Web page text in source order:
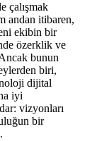
çalışmak
andan itibaren,
ekibin bir
özerklik ve
bunun
biri,
dijital
iyi
vizyonları
bir